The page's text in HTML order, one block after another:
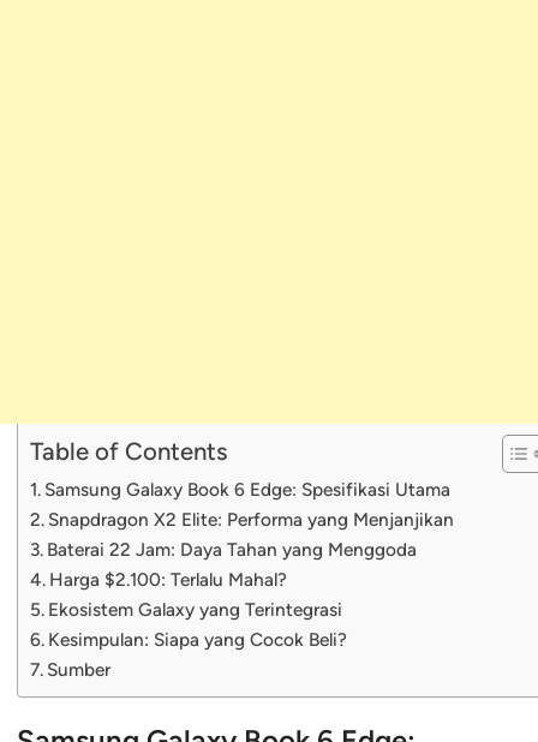
Table of Contents
Samsung Galaxy Book 6 Edge: Spesifikasi Utama
Snapdragon X2 Elite: Performa yang Menjanjikan
Baterai 22 Jam: Daya Tahan yang Menggoda
Harga $2.100: Terlalu Mahal?
Ekosistem Galaxy yang Terintegrasi
Kesimpulan: Siapa yang Cocok Beli?
Sumber